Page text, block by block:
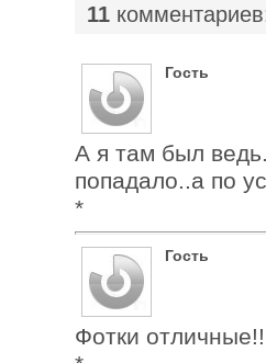
11
Гость
А я там был
попадало..а по
*
Гость
Фотки